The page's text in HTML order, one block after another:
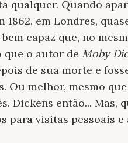
qualquer. Quando
1862, em Londres,
capaz que, no
que o autor de Moby
de sua morte e
Ou melhor, mesmo
Dickens então... Mas,
para visitas pessoais